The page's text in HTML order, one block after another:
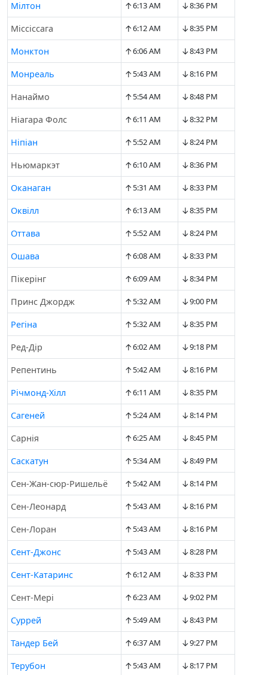
Мілтон ↑6:13 AM ↓8:36 PM
Міссіссага ↑6:12 AM ↓8:35 PM
Монктон ↑6:06 AM ↓8:43 PM
Монреаль ↑5:43 AM ↓8:16 PM
Нанаймо ↑5:54 AM ↓8:48 PM
Ніагара Фолс ↑6:11 AM ↓8:32 PM
Ніпіан ↑5:52 AM ↓8:24 PM
Ньюмаркэт ↑6:10 AM ↓8:36 PM
Оканаган ↑5:31 AM ↓8:33 PM
Оквілл ↑6:13 AM ↓8:35 PM
Оттава ↑5:52 AM ↓8:24 PM
Ошава ↑6:08 AM ↓8:33 PM
Пікерінг ↑6:09 AM ↓8:34 PM
Принс Джордж ↑5:32 AM ↓9:00 PM
Регіна ↑5:32 AM ↓8:35 PM
Ред-Дір ↑6:02 AM ↓9:18 PM
Репентинь ↑5:42 AM ↓8:16 PM
Річмонд-Хілл ↑6:11 AM ↓8:35 PM
Сагеней ↑5:24 AM ↓8:14 PM
Сарнія ↑6:25 AM ↓8:45 PM
Саскатун ↑5:34 AM ↓8:49 PM
Сен-Жан-сюр-Ришельё ↑5:42 AM ↓8:14 PM
Сен-Леонард ↑5:43 AM ↓8:16 PM
Сен-Лоран ↑5:43 AM ↓8:16 PM
Сент-Джонс ↑5:43 AM ↓8:28 PM
Сент-Катаринс ↑6:12 AM ↓8:33 PM
Сент-Мері ↑6:23 AM ↓9:02 PM
Суррей ↑5:49 AM ↓8:43 PM
Тандер Бей ↑6:37 AM ↓9:27 PM
Терубон ↑5:43 AM ↓8:17 PM